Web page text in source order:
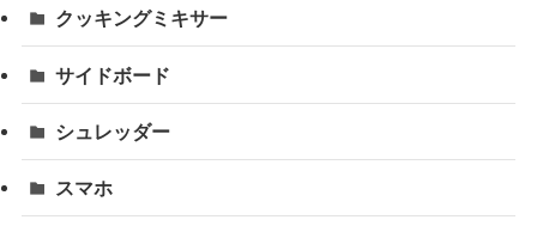
クッキングミキサー
サイドボード
シュレッダー
スマホ